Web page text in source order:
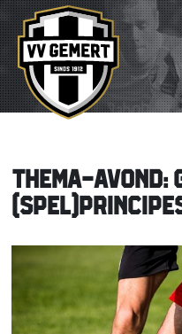
THEMA-AVOND: